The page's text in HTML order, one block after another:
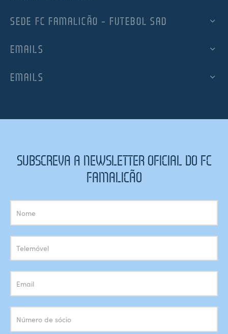
SEDE FC FAMALICÃO – FUTEBOL SAD
EMAILS
EMAILS
SUBSCREVA A NEWSLETTER OFICIAL DO FC
FAMALICÃO
Subscrição
Newsletter